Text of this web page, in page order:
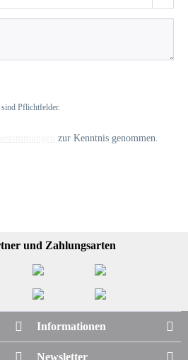
Pflichtfelder.
zur Kenntnis genommen.
und Zahlungsarten
Informationen
Newsletter